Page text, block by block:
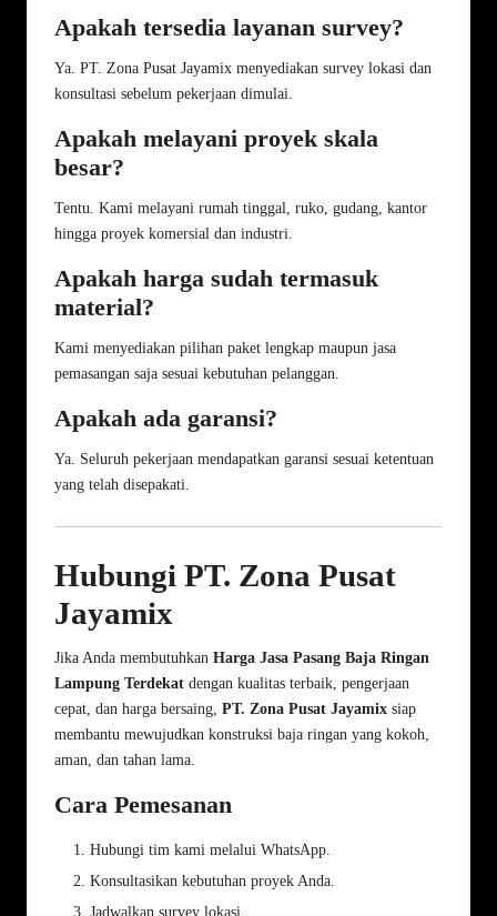
Apakah tersedia layanan survey?
Ya. PT. Zona Pusat Jayamix menyediakan survey lokasi dan
konsultasi sebelum pekerjaan dimulai.
Apakah melayani proyek skala
besar?
Tentu. Kami melayani rumah tinggal, ruko, gudang, kantor
hingga proyek komersial dan industri.
Apakah harga sudah termasuk
material?
Kami menyediakan pilihan paket lengkap maupun jasa
pemasangan saja sesuai kebutuhan pelanggan.
Apakah ada garansi?
Ya. Seluruh pekerjaan mendapatkan garansi sesuai ketentuan
yang telah disepakati.
Hubungi PT. Zona Pusat
Jayamix
Jika Anda membutuhkan Harga Jasa Pasang Baja Ringan
Lampung Terdekat dengan kualitas terbaik, pengerjaan
cepat, dan harga bersaing, PT. Zona Pusat Jayamix siap
membantu mewujudkan konstruksi baja ringan yang kokoh,
aman, dan tahan lama.
Cara Pemesanan
Hubungi tim kami melalui WhatsApp
Konsultasikan kebutuhan proyek Anda.
Jadwalkan survey lokasi.